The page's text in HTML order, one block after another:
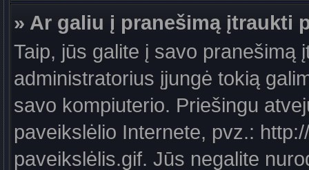
» Ar galiu į pranešimą įtraukti
Taip, jūs galite į savo pranešimą
administratorius įjungė tokią
savo kompiuterio. Priešingu
paveikslėlio Internete, pvz.:
paveikslėlis.gif. Jūs negalite